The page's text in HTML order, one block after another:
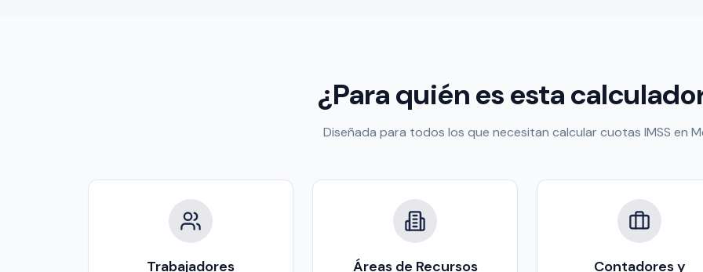
¿Para quién es esta
Diseñada para todos los que necesitan calcular cuotas IMSS en
Trabajadores Áreas de Recursos Contadores y